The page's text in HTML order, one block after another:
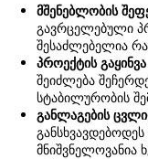
მშენებლობის
გავრცელებული
შესაძლებელია
პროექტისგაყინვა
შეიძლება
სტაბილურობის
განლაგების
მნიშვნელოვანია